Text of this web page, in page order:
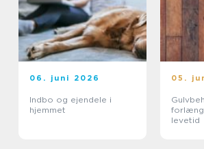
06. juni 2026
Indbo og ejendele i
hjemmet
05.
levetid